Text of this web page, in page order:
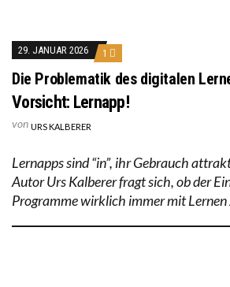
29. JANUAR 2026 1
Die Problematik des digitalen
Vorsicht: Lernapp!
von URS KALBERER
Lernapps sind “in”, ihr Gebrauch
Autor Urs Kalberer fragt sich, ob der
Programme wirklich immer mit Lernen